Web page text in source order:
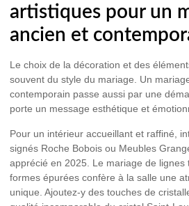
artistiques pour un
ancien et
Le choix de la décoration et des
souvent du style du mariage. Un
contemporain passe aussi par une
porte un message esthétique et
Pour un intérieur accueillant et raffiné,
signés Roche Bobois ou Meubles
apprécié en 2025. Le mariage de lignes
formes épurées confère à la salle une
unique. Ajoutez-y des touches de